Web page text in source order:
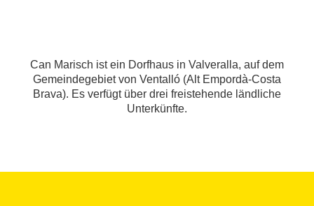
Can Marisch ist ein Dorfhaus in Valveralla, auf dem
Gemeindegebiet von Ventalló (Alt Empordà-Costa
Brava). Es verfügt über drei freistehende ländliche
Unterkünfte.